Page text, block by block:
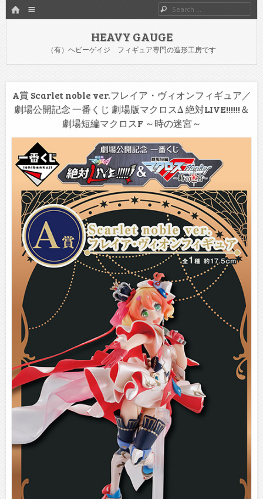
HOME Search
HEAVY GAUGE
（有）ヘビーゲイジ フィギュア専門の造形工房です
A賞 Scarlet noble ver.フレイア・ヴィオンフィギュア／
劇場公開記念 一番くじ 劇場版マクロスΔ 絶対LIVE!!!!!!＆
劇場短編マクロスF ～時の迷宮～